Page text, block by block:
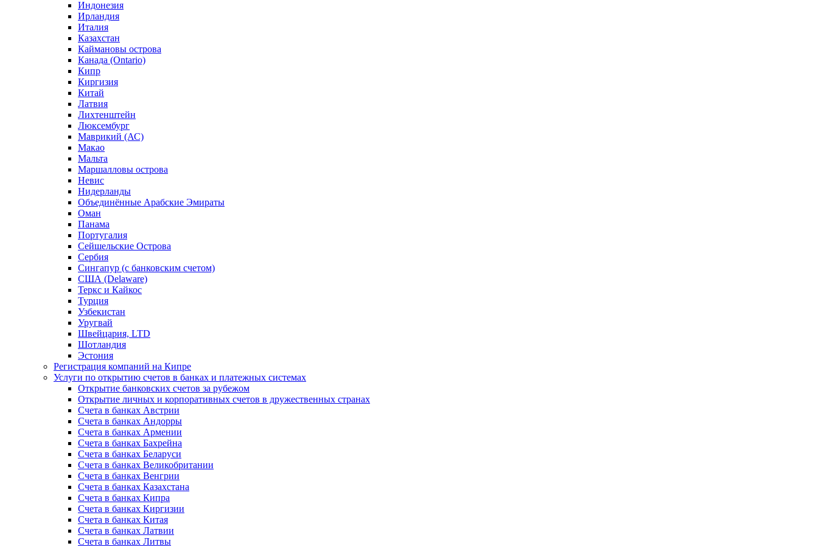
Индонезия
Ирландия
Италия
Казахстан
Каймановы острова
Канада (Ontario)
Кипр
Киргизия
Китай
Латвия
Лихтенштейн
Люксембург
Маврикий (АС)
Макао
Мальта
Маршалловы острова
Нeвис
Нидерланды
Объединённые Арабские Эмираты
Оман
Панама
Португалия
Сейшельские Острова
Сербия
Сингапур (c банковским счетом)
США (Delaware)
Теркс и Кайкос
Турция
Узбекистан
Уругвай
Швейцария, LTD
Шотландия
Эстония
Регистрация компаний на Кипре
Услуги по открытию счетов в банках и платежных системах
Открытие банковских счетов за рубежом
Открытие личных и корпоративных счетов в дружественных странах
Счета в банках Австрии
Счета в банках Андорры
Счета в банках Армении
Счета в банках Бахрейна
Счета в банках Беларуси
Счета в банках Великобритании
Счета в банках Венгрии
Счета в банках Казахстана
Счета в банках Кипра
Счета в банках Киргизии
Счета в банках Китая
Счета в банках Латвии
Счета в банках Литвы